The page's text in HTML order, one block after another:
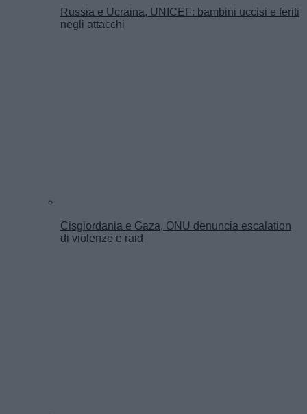
Russia e Ucraina, UNICEF: bambini uccisi e feriti
negli attacchi
Cisgiordania e Gaza, ONU denuncia escalation
di violenze e raid